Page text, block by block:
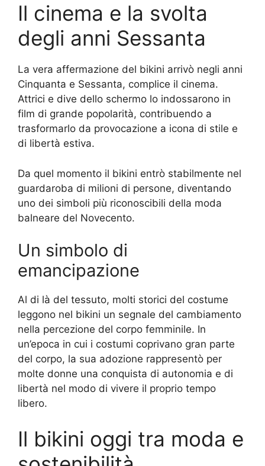
Il cinema e la svolta
degli anni Sessanta
La vera affermazione del bikini arrivò negli anni
Cinquanta e Sessanta, complice il cinema.
Attrici e dive dello schermo lo indossarono in
film di grande popolarità, contribuendo a
trasformarlo da provocazione a icona di stile e
di libertà estiva.
Da quel momento il bikini entrò stabilmente nel
guardaroba di milioni di persone, diventando
uno dei simboli più riconoscibili della moda
balneare del Novecento.
Un simbolo di
emancipazione
Al di là del tessuto, molti storici del costume
leggono nel bikini un segnale del cambiamento
nella percezione del corpo femminile. In
un’epoca in cui i costumi coprivano gran parte
del corpo, la sua adozione rappresentò per
molte donne una conquista di autonomia e di
libertà nel modo di vivere il proprio tempo
libero.
Il bikini oggi tra moda e